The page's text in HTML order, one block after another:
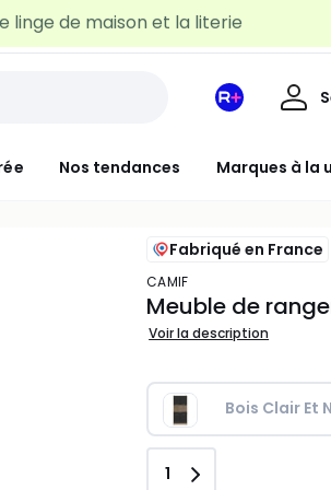
sur le meuble & la déco
Nos tendances Marques à la
Mon
Redoute
Fabriqué en France
CAMIF
Meuble de
Voir la description
Bois Clair Et
Quantité
1